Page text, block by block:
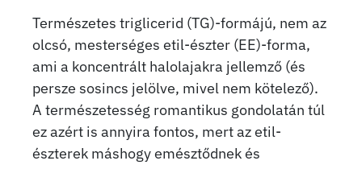
Természetes triglicerid (TG)-formájú, nem az
olcsó, mesterséges etil-észter (EE)-forma,
ami a koncentrált halolajakra jellemző (és
persze sosincs jelölve, mivel nem kötelező).
A természetesség romantikus gondolatán túl
ez azért is annyira fontos, mert az etil-
észterek máshogy emésztődnek és